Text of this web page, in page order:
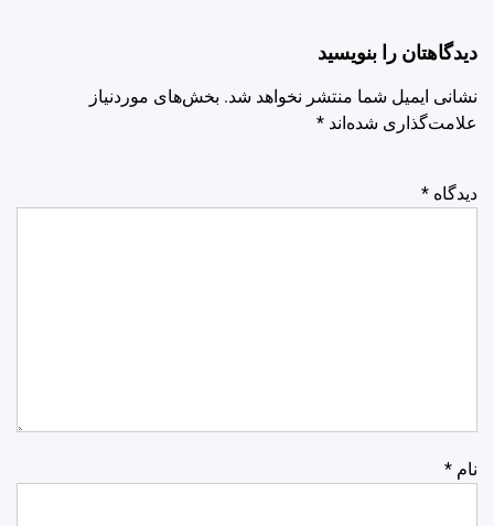
دیدگاهتان را بنویسید
نشانی ایمیل شما منتشر نخواهد شد. بخش‌های موردنیاز
علامت‌گذاری شده‌اند *
دیدگاه *
نام *